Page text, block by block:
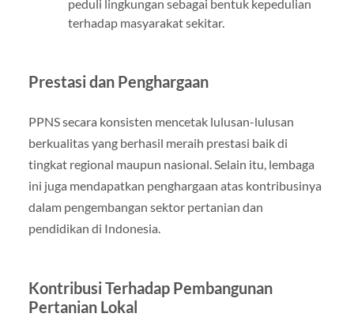
peduli lingkungan sebagai bentuk kepedulian
terhadap masyarakat sekitar.
Prestasi dan Penghargaan
PPNS secara konsisten mencetak lulusan-lulusan
berkualitas yang berhasil meraih prestasi baik di
tingkat regional maupun nasional. Selain itu, lembaga
ini juga mendapatkan penghargaan atas kontribusinya
dalam pengembangan sektor pertanian dan
pendidikan di Indonesia.
Kontribusi Terhadap Pembangunan
Pertanian Lokal